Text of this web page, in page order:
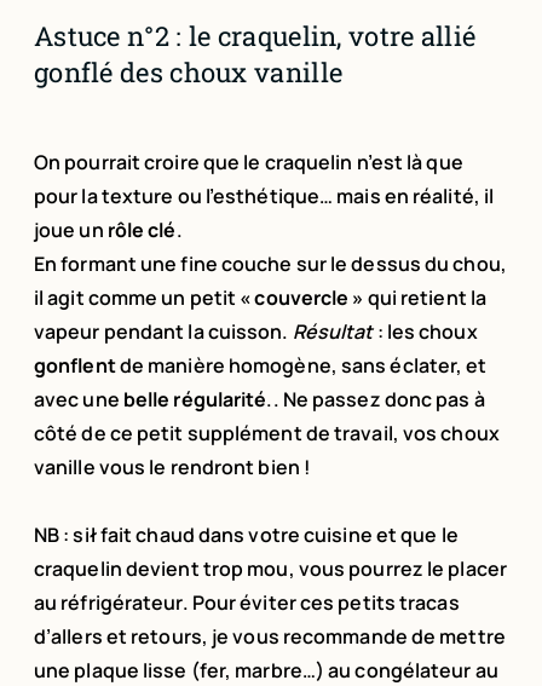
Astuce n°2 : le craquelin, votre allié
gonflé des choux vanille
On pourrait croire que le craquelin n’est là que
pour la texture ou l’esthétique… mais en réalité, il
joue un rôle clé.
En formant une fine couche sur le dessus du chou,
il agit comme un petit « couvercle » qui retient la
vapeur pendant la cuisson. Résultat: les choux
gonflentde manière homogène, sans éclater, et
avec une belle régularité.. Ne passez donc pas à
côté de ce petit supplément de travail, vos choux
vanille vous le rendront bien !
NB :siłfait chaud dans votre cuisine et que le
craquelin devient trop mou, vous pourrez le placer
au réfrigérateur. Pour éviter ces petits tracas
d’allers et retours, je vous recommande de mettre
une plaque lisse (fer, marbre…) au congélateur au